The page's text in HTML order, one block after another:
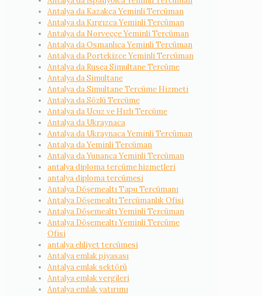
Antalya da Kazakça Yeminli Tercüman
Antalya da Kırgızca Yeminli Tercüman
Antalya da Norveççe Yeminli Tercüman
Antalya da Osmanlıca Yeminli Tercüman
Antalya da Portekizce Yeminli Tercüman
Antalya da Rusça Simultane Tercüme
Antalya da Simultane
Antalya da Simultane Tercüme Hizmeti
Antalya da Sözlü Tercüme
Antalya da Ucuz ve Hızlı Tercüme
Antalya da Ukraynaca
Antalya da Ukraynaca Yeminli Tercüman
Antalya da Yeminli Tercüman
Antalya da Yunanca Yeminli Tercüman
antalya diploma tercüme hizmetleri
antalya diploma tercümesi
Antalya Döşemealtı Tapu Tercümanı
Antalya Döşemealtı Tercümanlık Ofisi
Antalya Döşemealtı Yeminli Tercüman
Antalya Döşemealtı Yeminli Tercüme
Ofisi
antalya ehliyet tercümesi
Antalya emlak piyasası
Antalya emlak sektörü
Antalya emlak vergileri
Antalya emlak yatırımı